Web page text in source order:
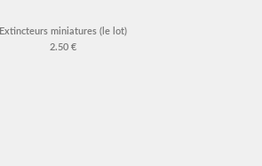
Extincteurs miniatures (le lot)
2.50 €